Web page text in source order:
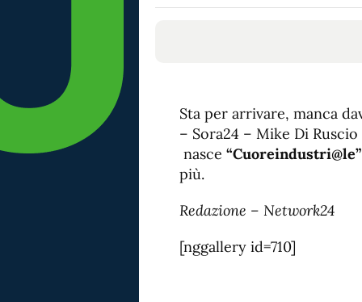
Sta per arrivare, manca
– Sora24 – Mike Di
nasce “Cuoreindustri@le”
più.
Redazione – Network24
[nggallery id=710]